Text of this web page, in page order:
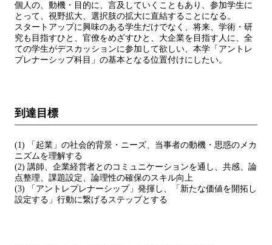
個人の、動機・目的に、言及していくこともあり、参加学生に
とって、視野拡大、選択肢の拡大に直結することになる。
スタートアップに興味のある学生だけでなく、将来、学術・研
究も目指すひと、官僚をめざすひと、大企業を目指す人に、全
ての学生がデスカッションに参加して欲しい、本学「アントレ
プレナーシップ科目」の基本となる位置付けにしたい。
到達目標
(1) 「起業」の社会的背景・ニーズ、当事者の動機・思惑のメカ
ニズムを理解する
(2) 講師、企業経営者とのコミュニケーションを通し、共感、論
点整理、課題設定、論理性の確保のスキル向上
(3) 「アントレプレナーシップ」発揮し、「新たな価値を開拓し
設定する」行動に繋げるステップとする